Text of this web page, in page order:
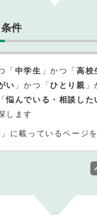
条件
「 中学生 」かつ「高校
い 」かつ「ひとり親
悩んでいる・相談した
します
」に載っているページ